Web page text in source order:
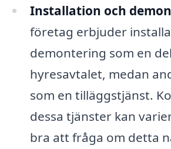
Installation och
företag erbjuder
demontering som en
hyresavtalet, medan
som en tilläggstjänst.
dessa tjänster kan
bra att fråga om detta